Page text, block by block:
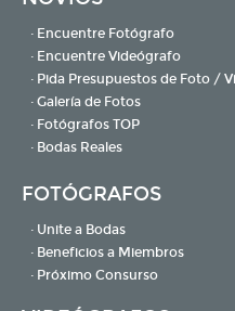
· Encuentre Fotógrafo
· Encuentre Videógrafo
· Pida Presupuestos de Foto /
· Galería de Fotos
· Fotógrafos TOP
· Bodas Reales
FOTÓGRAFOS
· Unite a Bodas
· Beneficios a Miembros
· Próximo Consurso